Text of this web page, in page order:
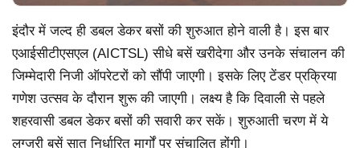
इंदौर में जल्द ही डबल डेकर बसों की शुरुआत होने वाली है। इस बार
एआईसीटीएसएल (AICTSL) सीधे बसें खरीदेगा और उनके संचालन की
जिम्मेदारी निजी ऑपरेटरों को सौंपी जाएगी। इसके लिए टेंडर प्रक्रिया
गणेश उत्सव के दौरान शुरू की जाएगी। लक्ष्य है कि दिवाली से पहले
शहरवासी डबल डेकर बसों की सवारी कर सकें। शुरुआती चरण में ये
लग्जरी बसें सात निर्धारित मार्गों पर संचालित होंगी।